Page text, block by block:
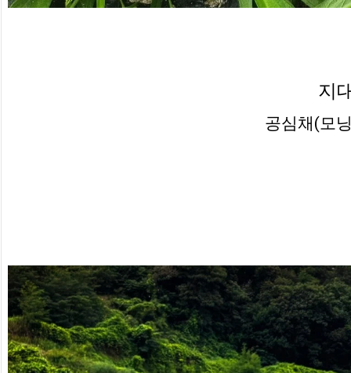
지
공심채(모